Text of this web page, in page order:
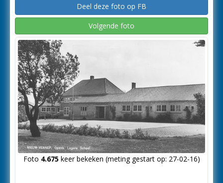
Deel deze foto op FB
Volgende foto
Foto 4.675keer bekeken (meting gestart op: 27-02-16)